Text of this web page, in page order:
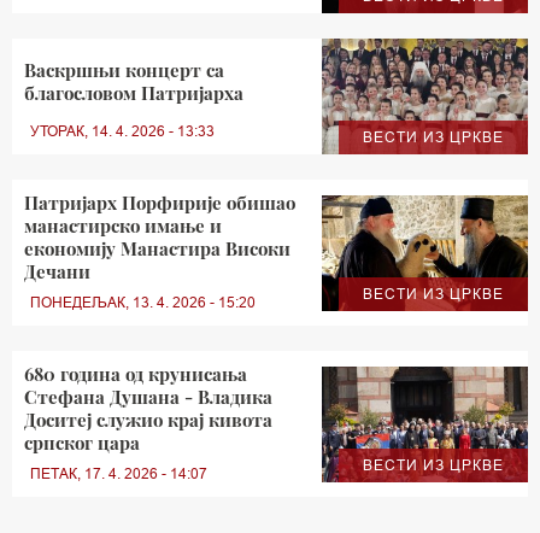
ВЕСТИ ИЗ ЦРКВЕ
Васкршњи концерт са
благословом Патријарха
УТОРАК, 14. 4. 2026 - 13:33
ВЕСТИ ИЗ ЦРКВЕ
Патријарх Порфирије обишао
манастирско имање и
економију Манастира Високи
Дечани
ПОНЕДЕЉАК, 13. 4. 2026 - 15:20
ВЕСТИ ИЗ ЦРКВЕ
680 година од крунисања
Стефана Душана - Владика
Доситеј служио крај кивота
српског цара
ПЕТАК, 17. 4. 2026 - 14:07